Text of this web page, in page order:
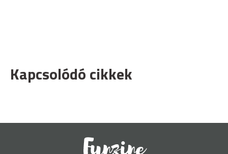
Kapcsolódó cikkek